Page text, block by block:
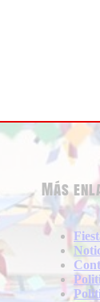
Más